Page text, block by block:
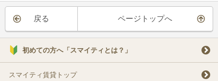
戻る ページトップへ
初めての方へ「スマイティとは？」
スマイティ賃貸トップ